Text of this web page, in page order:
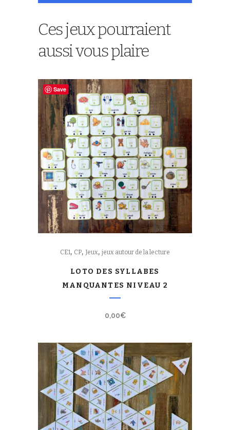
Ces jeux pourraient
aussi vous plaire
CE1, CP, Jeux, jeux autour de la lecture
LOTO DES SYLLABES
MANQUANTES NIVEAU 2
0,00€
Save